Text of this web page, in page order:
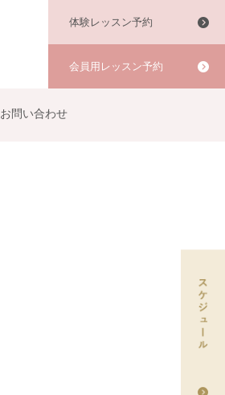
体験レッスン予約
会員用レッスン予約
お問い合わせ